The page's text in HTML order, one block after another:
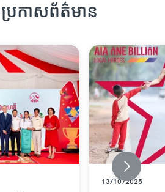
ប្រកាសព័ត៌មាន
13/10/2025